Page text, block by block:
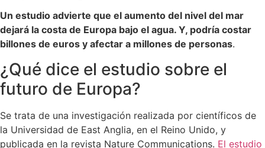
Un estudio advierte que el aumento del nivel del mar
dejará la costa de Europa bajo el agua. Y, podría costar
billones de euros y afectar a millones de personas.
¿Qué dice el estudio sobre el
futuro de Europa?
Se trata de una investigación realizada por científicos de
la Universidad de East Anglia, en el Reino Unido, y
publicada en la revista Nature Communications. El estudio